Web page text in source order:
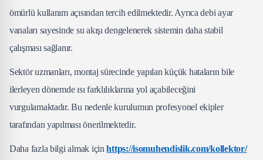
ömürlü kullanım açısından tercih edilmektedir. Ayrıca debi ayar
vanaları sayesinde su akışı dengelenerek sistemin daha stabil
çalışması sağlanır.
Sektör uzmanları, montaj sürecinde yapılan küçük hataların bile
ilerleyen dönemde ısı farklılıklarına yol açabileceğini
vurgulamaktadır. Bu nedenle kurulumun profesyonel ekipler
tarafından yapılması önerilmektedir.
Daha fazla bilgi almak içinhttps://isomuhendislik.com/kollektor/